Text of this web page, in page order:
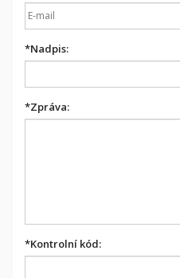
*Nadpis:
*Zpráva:
*Kontrolní kód: